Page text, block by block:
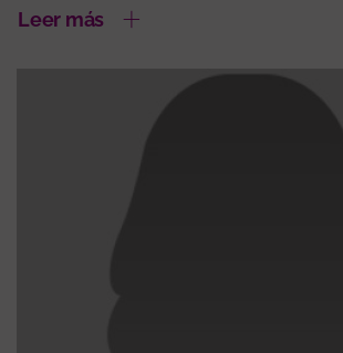
Leer más